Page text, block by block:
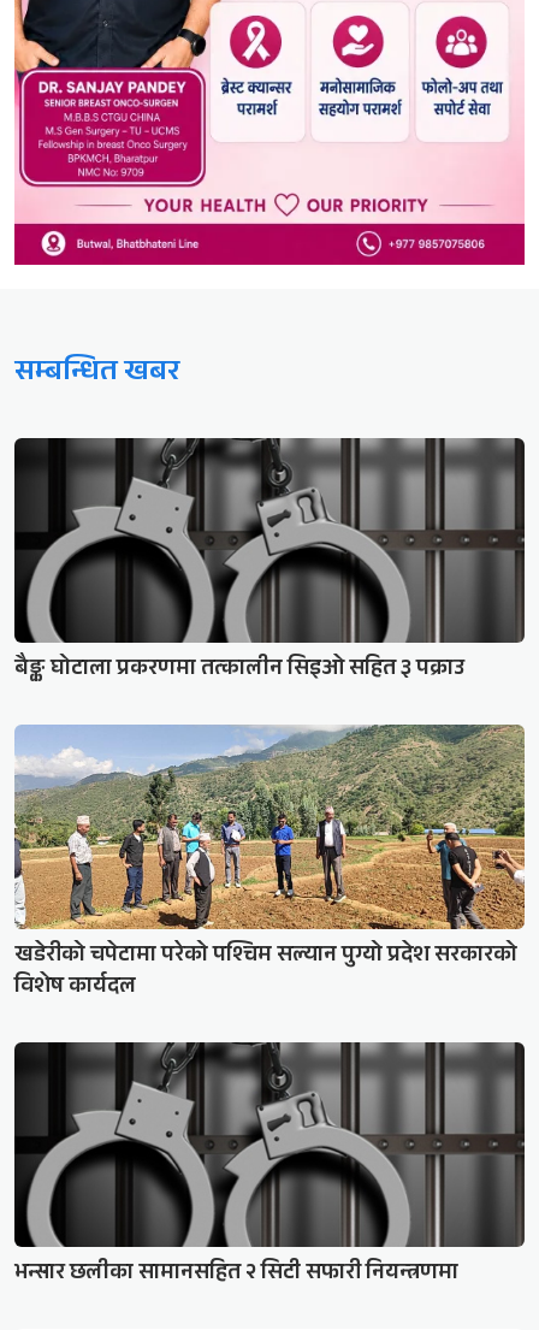
सम्बन्धित खबर
बैङ्क घोटाला प्रकरणमा तत्कालीन सिइओ सहित ३ पक्राउ
खडेरीको चपेटामा परेको पश्चिम सल्यान पुग्यो प्रदेश सरकारको
विशेष कार्यदल
भन्सार छलीका सामानसहित २ सिटी सफारी नियन्त्रणमा